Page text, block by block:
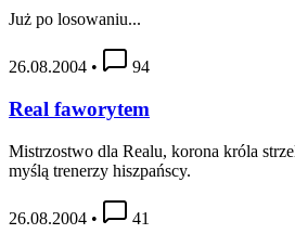
Już po losowaniu...
26.08.2004 • 94
Real faworytem
Mistrzostwo dla Realu, korona króla
myślą trenerzy hiszpańscy.
26.08.2004 • 41